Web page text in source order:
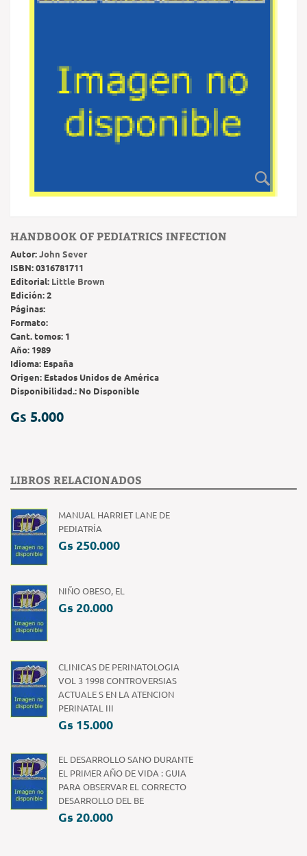
HANDBOOK OF PEDIATRICS INFECTION
Autor:John Sever
ISBN:0316781711
Editorial: Little Brown
Edición:2
Páginas:
Formato:
Cant. tomos: 1
Año: 1989
Idioma: España
Origen: Estados Unidos de América
Disponibilidad.: No Disponible
Gs 5.000
LIBROS RELACIONADOS
MANUAL HARRIET LANE DE
PEDIATRÍA
Gs 250.000
NIÑO OBESO, EL
Gs 20.000
CLINICAS DE PERINATOLOGIA
VOL 3 1998 CONTROVERSIAS
ACTUALE S EN LA ATENCION
PERINATAL III
Gs 15.000
EL DESARROLLO SANO DURANTE
EL PRIMER AÑO DE VIDA : GUIA
PARA OBSERVAR EL CORRECTO
DESARROLLO DEL BE
Gs 20.000